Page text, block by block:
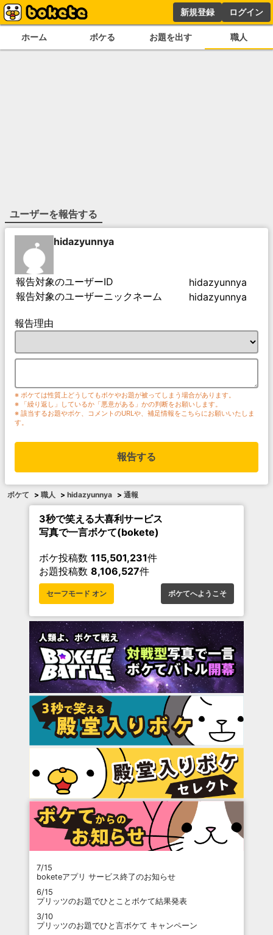
新規登録 ログイン
ホーム ボケる お題を出す 職人
ユーザーを報告する
hidazyunnya
報告対象のユーザーID
hidazyunnya
報告対象のユーザーニックネーム
hidazyunnya
報告理由
※ ボケては性質上どうしてもボケやお題が被ってしまう場合があります。
※ 「繰り返し」しているか「悪意がある」かの判断をお願いします。
※ 該当するお題やボケ、コメントのURLや、補足情報をこちらにお願いいたしま
す。
報告する
ボケて > 職人 > hidazyunnya > 通報
3秒で笑える大喜利サービス
写真で一言ボケて(bokete)
ボケ投稿数 115,501,231件
お題投稿数 8,106,527件
セーフモード オン ボケてへようこそ
7/15
boketeアプリ サービス終了のお知らせ
6/15
プリッツのお題でひとことボケて結果発表
3/10
プリッツのお題でひと言ボケて キャンペーン